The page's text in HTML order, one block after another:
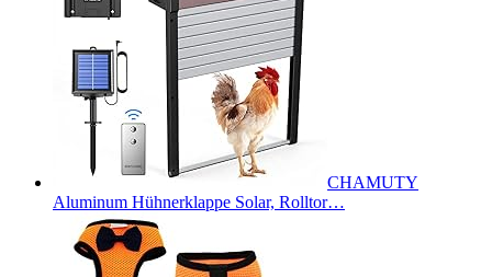
CHAMUTY
Aluminum Hühnerklappe Solar, Rolltor…